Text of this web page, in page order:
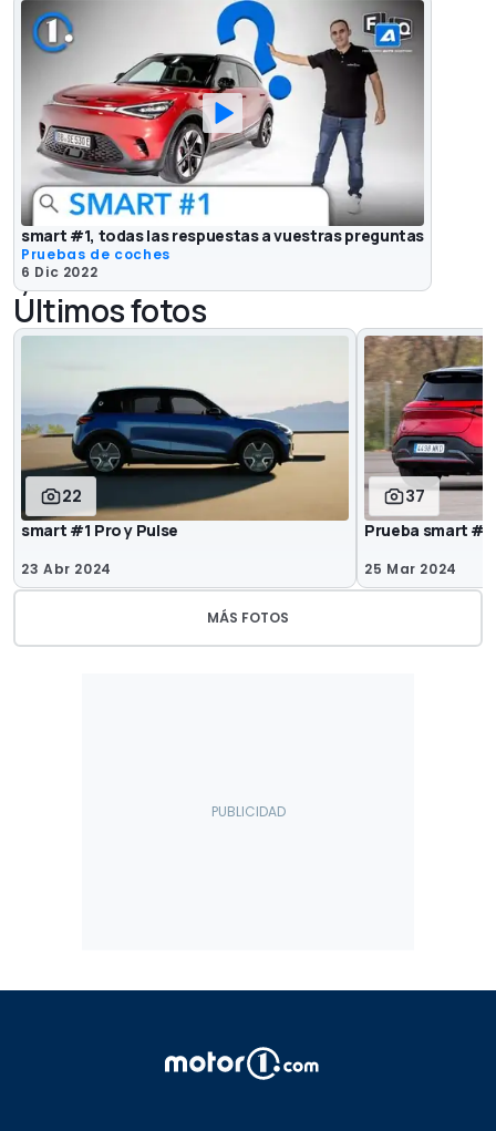
smart #1, todas las respuestas a vuestras preguntas
Pruebas de coches
6 Dic 2022
Últimos fotos
22
smart #1 Pro y Pulse
23 Abr 2024
37
Prueba smart #1
25 Mar 2024
MÁS FOTOS